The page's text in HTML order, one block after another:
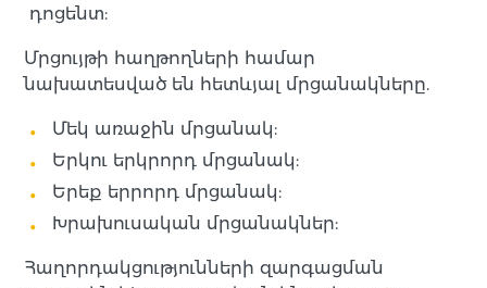
դոցենտ:
Մրցույթի հաղթողների համար
նախատեսված են հետևյալ մրցանակները.
Մեկ առաջին մրցանակ:
Երկու երկրորդ մրցանակ:
Երեք երրորդ մրցանակ:
Խրախուսական մրցանակներ:
Հաղորդակցությունների զարգացման